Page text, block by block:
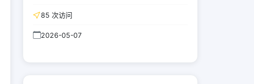
85 次访问
2026-05-07